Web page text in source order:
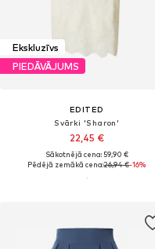
Ekskluzīvs
PIEDĀVĀJUMS
EDITED
Svārki 'Sharon'
22,45 €
Sākotnējā cena: 59,90 €
Pēdējā zemākā cena:26,94 €-16%